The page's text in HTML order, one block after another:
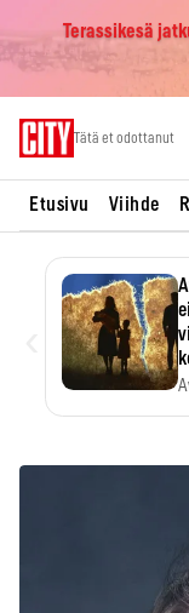
Terassikesä
Tätä et odottanut
Etusivu Viihde